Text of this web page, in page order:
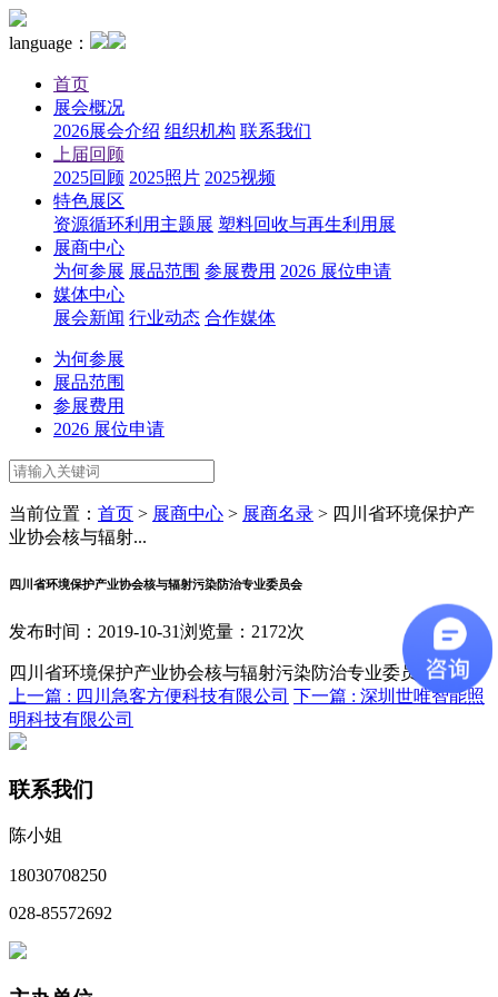
language：
首页
展会概况
2026展会介绍 组织机构 联系我们
上届回顾
2025回顾 2025照片 2025视频
特色展区
资源循环利用主题展 塑料回收与再生利用展
展商中心
为何参展 展品范围 参展费用 2026 展位申请
媒体中心
展会新闻 行业动态 合作媒体
为何参展
展品范围
参展费用
2026 展位申请
当前位置： 首页 > 展商中心 > 展商名录 > 四川省环境保护产
业协会核与辐射...
四川省环境保护产业协会核与辐射污染防治专业委员会
发布时间：2019-10-31浏览量：2172次
四川省环境保护产业协会核与辐射污染防治专业委员会
上一篇 : 四川急客方便科技有限公司 下一篇 : 深圳世唯智能照
明科技有限公司
联系我们
陈小姐
18030708250
028-85572692